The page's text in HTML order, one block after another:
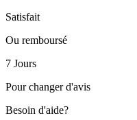
Satisfait
Ou remboursé
7 Jours
Pour changer d'avis
Besoin d'aide?